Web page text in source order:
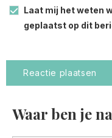
Laat mij het weten
geplaatst op dit
Waar ben je